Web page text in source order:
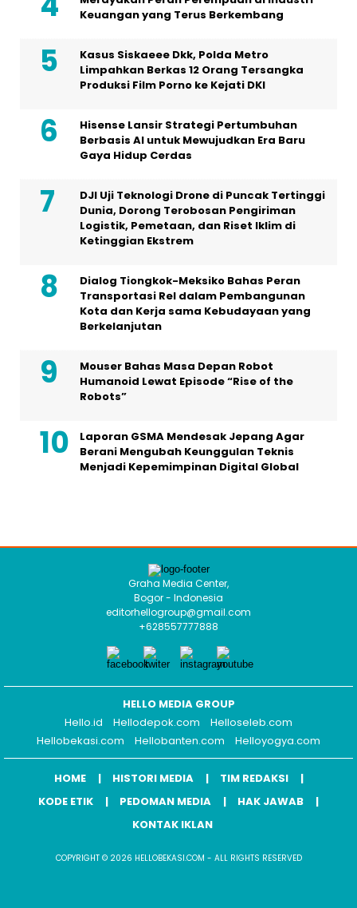
Keuangan yang Terus Berkembang
Kasus Siskaeee Dkk, Polda Metro
Limpahkan Berkas 12 Orang Tersangka
Produksi Film Porno ke Kejati DKI
Hisense Lansir Strategi Pertumbuhan
Berbasis AI untuk Mewujudkan Era Baru
Gaya Hidup Cerdas
DJI Uji Teknologi Drone di Puncak Tertinggi
Dunia, Dorong Terobosan Pengiriman
Logistik, Pemetaan, dan Riset Iklim di
Ketinggian Ekstrem
Dialog Tiongkok-Meksiko Bahas Peran
Transportasi Rel dalam Pembangunan
Kota dan Kerja sama Kebudayaan yang
Berkelanjutan
Mouser Bahas Masa Depan Robot
Humanoid Lewat Episode “Rise of the
Robots”
Laporan GSMA Mendesak Jepang Agar
Berani Mengubah Keunggulan Teknis
Menjadi Kepemimpinan Digital Global
Graha Media Center,
Bogor - Indonesia
editorhellogroup@gmail.com
+628557777888
HELLO MEDIA GROUP
Hello.id
Hellodepok.com
Helloseleb.com
Hellobekasi.com
Hellobanten.com Helloyogya.com
HOME HISTORI MEDIA
TIM REDAKSI
KODE ETIK
PEDOMAN MEDIA
HAK JAWAB
KONTAK IKLAN
COPYRIGHT © 2026 HELLOBEKASI.COM - ALL RIGHTS RESERVED